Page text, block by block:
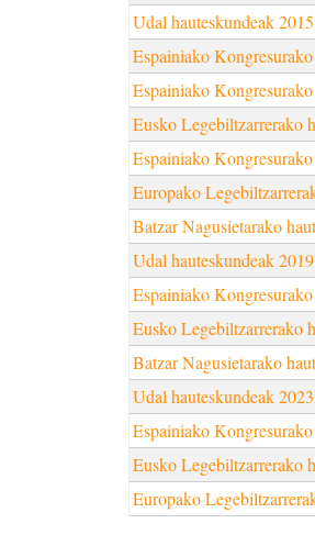
Udal hauteskundeak 2015
Espainiako
Espainiako
Eusko Legebiltzarrerako
Espainiako
Europako
Batzar Nagusietarako
Udal hauteskundeak 2019
Espainiako
Eusko Legebiltzarrerako
Batzar Nagusietarako
Udal hauteskundeak 2023
Espainiako
Eusko Legebiltzarrerako
Europako